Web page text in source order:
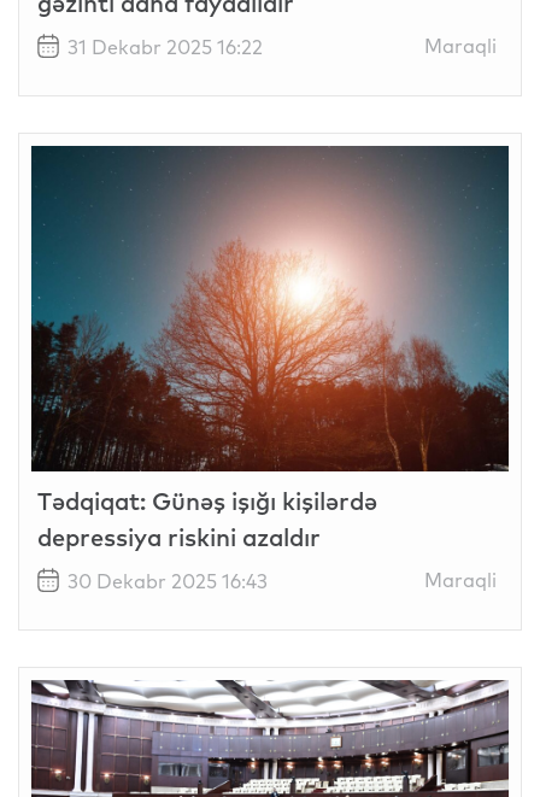
31 Dekabr 2025 16:22 Maraqli
Tədqiqat: Günəş işığı kişilərdə
depressiya riskini azaldır
30 Dekabr 2025 16:43 Maraqli